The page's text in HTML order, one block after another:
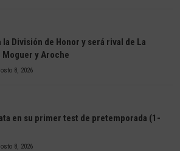
la División de Honor y será rival de La
Moguer y Aroche
8, 2026
en su primer test de pretemporada (1-
8, 2026